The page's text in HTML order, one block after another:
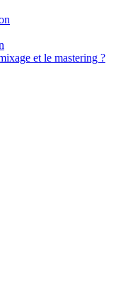
et le mastering ?